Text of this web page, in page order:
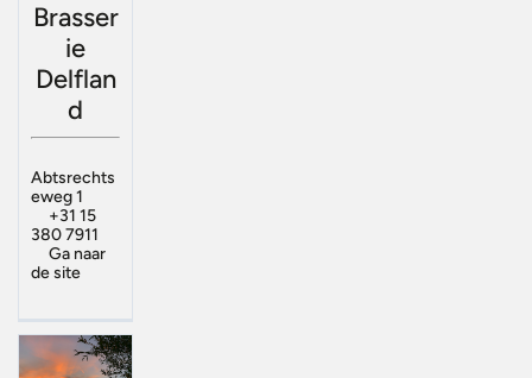
Brasser
ie
Delflan
d
Abtsrechts
eweg 1
+31 15
380 7911
Ga naar
de site